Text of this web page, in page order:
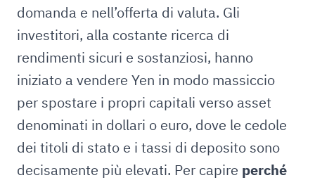
domanda e nell’offerta di valuta. Gli
investitori, alla costante ricerca di
rendimenti sicuri e sostanziosi, hanno
iniziato a vendere Yen in modo massiccio
per spostare i propri capitali verso asset
denominati in dollari o euro, dove le cedole
dei titoli di stato e i tassi di deposito sono
decisamente più elevati. Per capire perché